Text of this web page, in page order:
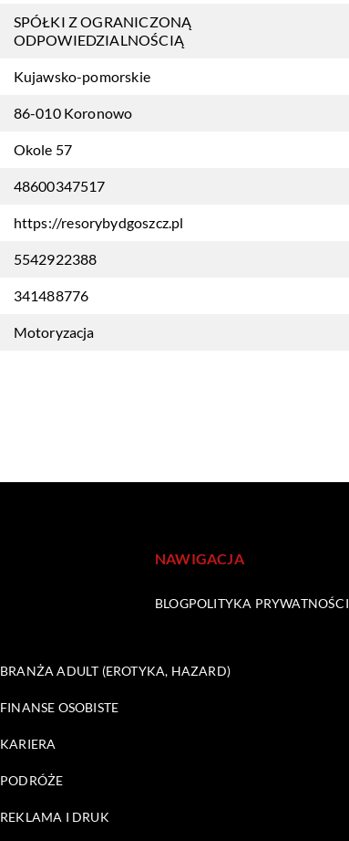
SPÓŁKI Z OGRANICZONĄ
ODPOWIEDZIALNOŚCIĄ
Kujawsko-pomorskie
86-010 Koronowo
Okole 57
48600347517
https://resorybydgoszcz.pl
5542922388
341488776
Motoryzacja
NAWIGACJA
BLOGPOLITYKA PRYWATNOŚCI
BRANŻA ADULT (EROTYKA, HAZARD)
FINANSE OSOBISTE
KARIERA
PODRÓŻE
REKLAMA I DRUK